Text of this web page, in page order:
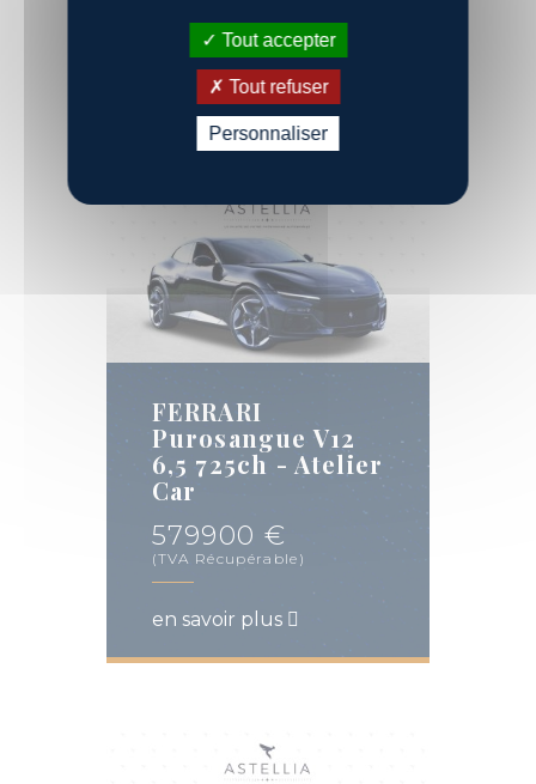
en savoir plus
FERRARI
Purosangue V12
6,5 725ch - Atelier
Car
579900 €
(TVA Récupérable)
en savoir plus
Tout accepter
Tout refuser
Personnaliser